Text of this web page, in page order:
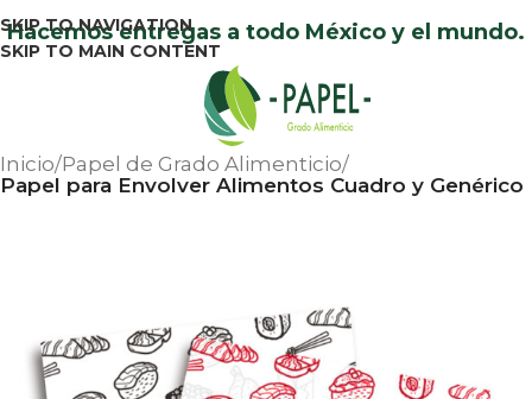
SKIP TO NAVIGATION
SKIP TO MAIN CONTENT
Hacemos entregas a todo México y el mundo.
Inicio Papel de Grado Alimenticio
Papel para Envolver Alimentos Cuadro y Genérico